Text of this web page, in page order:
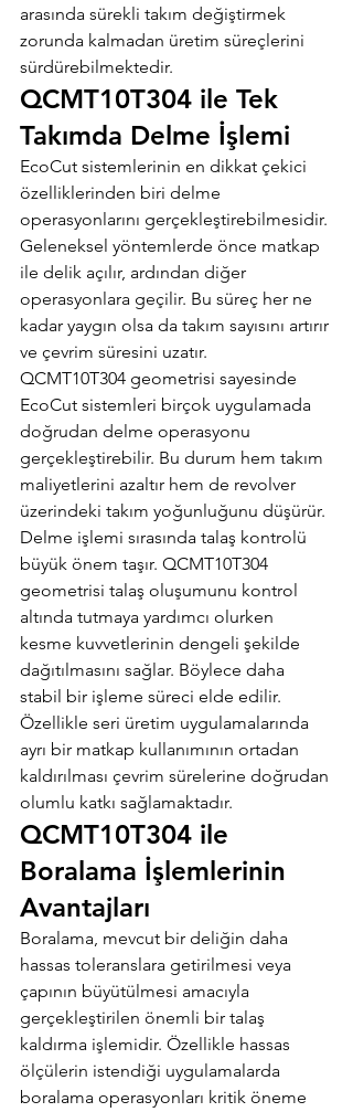
arasında sürekli takım değiştirmek
zorunda kalmadan üretim süreçlerini
sürdürebilmektedir.
QCMT10T304 ile Tek
Takımda Delme İşlemi
EcoCut sistemlerinin en dikkat çekici
özelliklerinden biri delme
operasyonlarını gerçekleştirebilmesidir.
Geleneksel yöntemlerde önce matkap
ile delik açılır, ardından diğer
operasyonlara geçilir. Bu süreç her ne
kadar yaygın olsa da takım sayısını artırır
ve çevrim süresini uzatır.
QCMT10T304 geometrisi sayesinde
EcoCut sistemleri birçok uygulamada
doğrudan delme operasyonu
gerçekleştirebilir. Bu durum hem takım
maliyetlerini azaltır hem de revolver
üzerindeki takım yoğunluğunu düşürür.
Delme işlemi sırasında talaş kontrolü
büyük önem taşır. QCMT10T304
geometrisi talaş oluşumunu kontrol
altında tutmaya yardımcı olurken
kesme kuvvetlerinin dengeli şekilde
dağıtılmasını sağlar. Böylece daha
stabil bir işleme süreci elde edilir.
Özellikle seri üretim uygulamalarında
ayrı bir matkap kullanımının ortadan
kaldırılması çevrim sürelerine doğrudan
olumlu katkı sağlamaktadır.
QCMT10T304 ile
Boralama İşlemlerinin
Avantajları
Boralama, mevcut bir deliğin daha
hassas toleranslara getirilmesi veya
çapının büyütülmesi amacıyla
gerçekleştirilen önemli bir talaş
kaldırma işlemidir. Özellikle hassas
ölçülerin istendiği uygulamalarda
boralama operasyonları kritik öneme